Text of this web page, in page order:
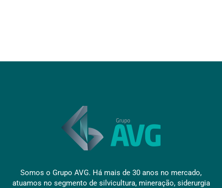
Somos o Grupo AVG. Há mais de 30 anos no mercado,
atuamos no segmento de silvicultura, mineração, siderurgia